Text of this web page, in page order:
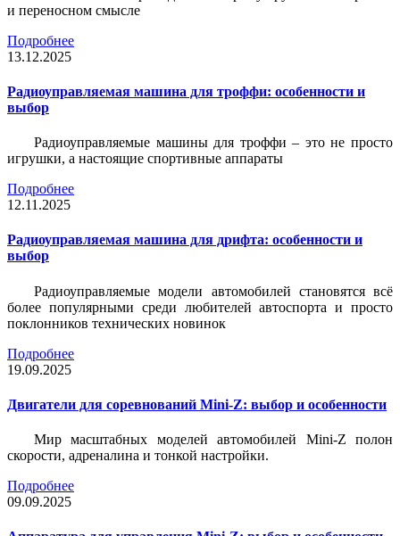
и переносном смысле
Подробнее
13.12.2025
Радиоуправляемая машина для троффи: особенности и
выбор
Радиоуправляемые машины для троффи – это не просто
игрушки, а настоящие спортивные аппараты
Подробнее
12.11.2025
Радиоуправляемая машина для дрифта: особенности и
выбор
Радиоуправляемые модели автомобилей становятся всё
более популярными среди любителей автоспорта и просто
поклонников технических новинок
Подробнее
19.09.2025
Двигатели для соревнований Mini-Z: выбор и особенности
Мир масштабных моделей автомобилей Mini-Z полон
скорости, адреналина и тонкой настройки.
Подробнее
09.09.2025